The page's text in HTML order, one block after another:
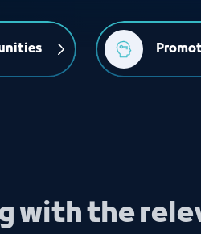
with the